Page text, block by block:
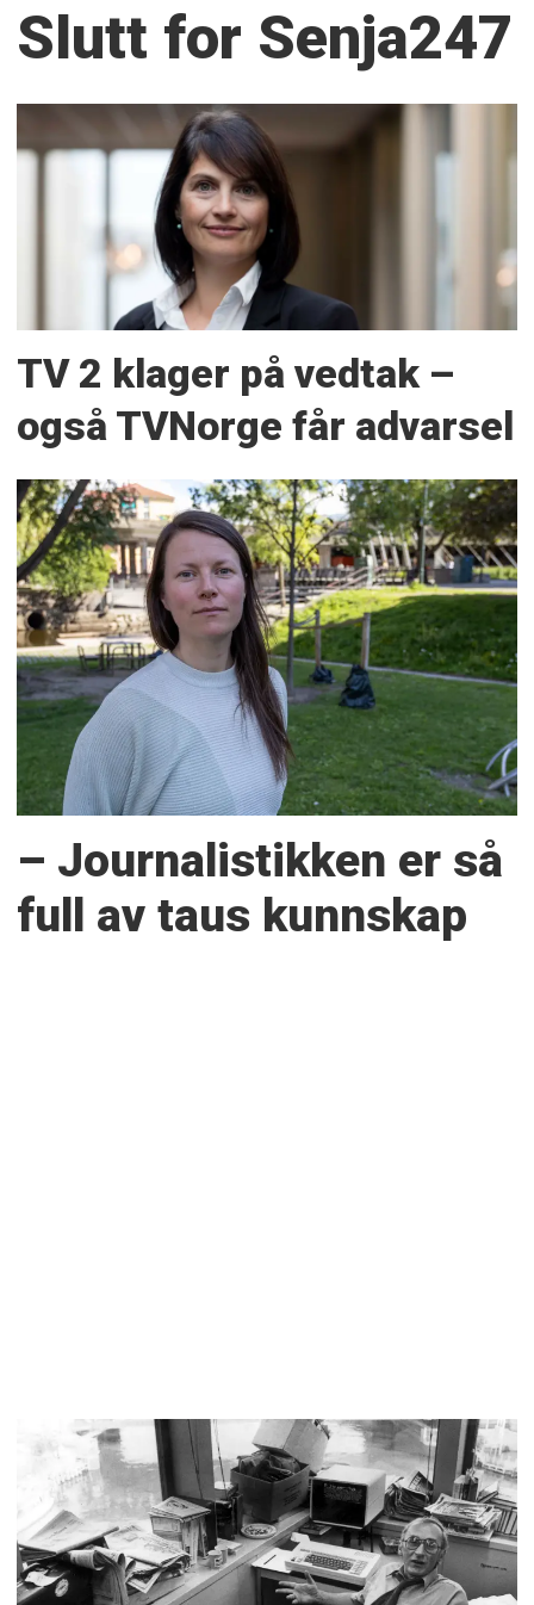
Slutt for Senja247
TV 2 klager på vedtak –
også TVNorge får advarsel
– Journalistikken er så
full av taus kunnskap